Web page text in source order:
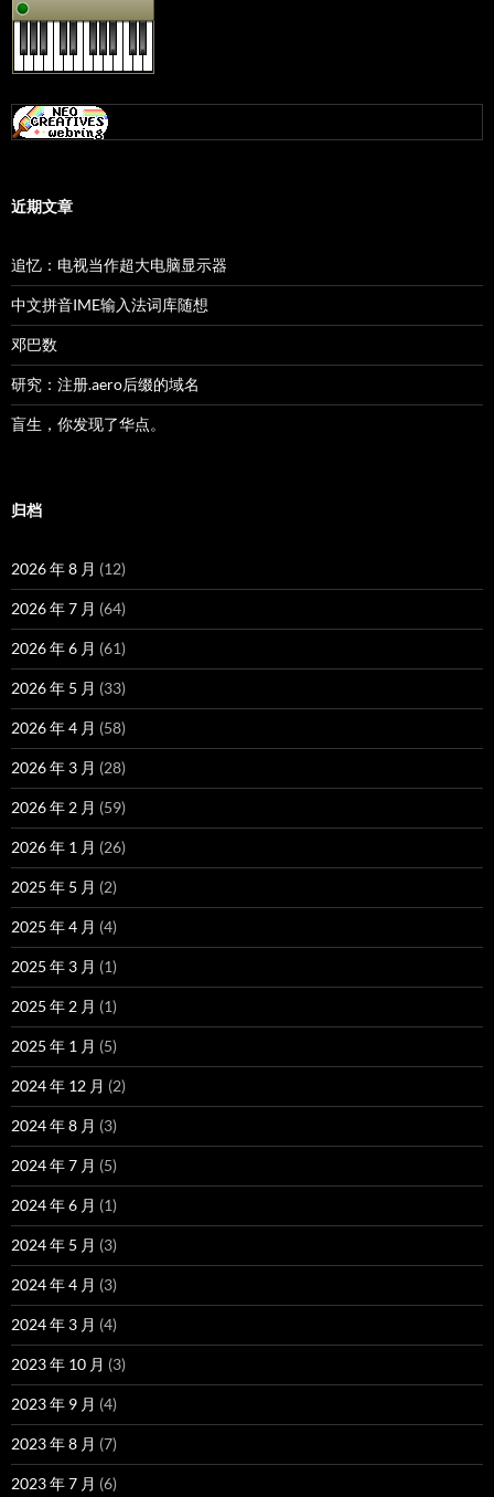
近期文章
追忆：电视当作超大电脑显示器
中文拼音IME输入法词库随想
邓巴数
研究：注册.aero后缀的域名
盲生，你发现了华点。
归档
2026 年 8 月 (12)
2026 年 7 月 (64)
2026 年 6 月 (61)
2026 年 5 月 (33)
2026 年 4 月 (58)
2026 年 3 月 (28)
2026 年 2 月 (59)
2026 年 1 月 (26)
2025 年 5 月 (2)
2025 年 4 月 (4)
2025 年 3 月 (1)
2025 年 2 月 (1)
2025 年 1 月 (5)
2024 年 12 月 (2)
2024 年 8 月 (3)
2024 年 7 月 (5)
2024 年 6 月 (1)
2024 年 5 月 (3)
2024 年 4 月 (3)
2024 年 3 月 (4)
2023 年 10 月 (3)
2023 年 9 月 (4)
2023 年 8 月 (7)
2023 年 7 月 (6)